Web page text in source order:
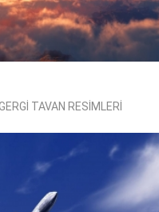
TAVAN RESİMLERİ